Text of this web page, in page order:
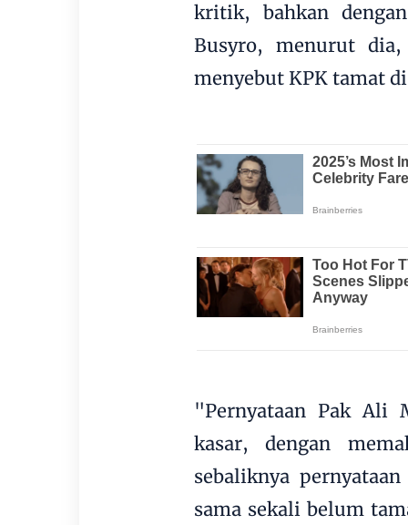
kritik, bahkan
Busyro, menurut
menyebut KPK tamat
"Pernyataan Pak Ali
kasar, dengan
sebaliknya
sama sekali belum